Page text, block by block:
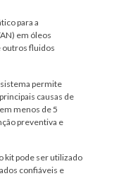
para a
em óleos
outros fluidos
sistema permite
causas de
menos de 5
preventiva e
kit pode ser utilizado
confiáveis e